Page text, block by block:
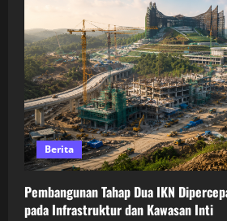
Berita
Pembangunan Tahap Dua IKN
pada Infrastruktur dan Kawasan Inti